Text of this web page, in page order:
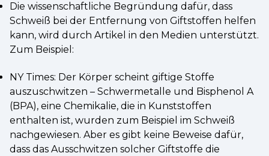
Die wissenschaftliche Begründung dafür, dass
Schweiß bei der Entfernung von Giftstoffen helfen
kann, wird durch Artikel in den Medien unterstützt.
Zum Beispiel:
NY Times: Der Körper scheint giftige Stoffe
auszuschwitzen – Schwermetalle und Bisphenol A
(BPA), eine Chemikalie, die in Kunststoffen
enthalten ist, wurden zum Beispiel im Schweiß
nachgewiesen. Aber es gibt keine Beweise dafür,
dass das Ausschwitzen solcher Giftstoffe die